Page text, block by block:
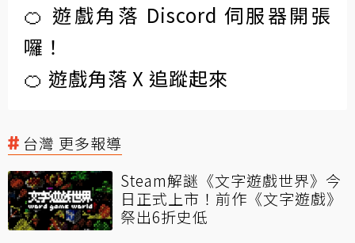
🍊 遊戲角落 Discord 伺服器開張
囉！
🍊 遊戲角落 X 追蹤起來
台灣 更多報導
Steam解謎《文字遊戲世界》今
日正式上市！前作《文字遊戲》
祭出6折史低